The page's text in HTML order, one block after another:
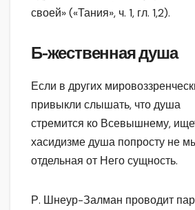
своей» («Тания», ч. 1, гл. 1,2).
Б-жественная душа
Если в других
привыкли слышать, что душа
стремится ко Всевышнему,
хасидизме душа попросту не
отдельная от Него сущность.
Р. Шнеур-Залман проводит